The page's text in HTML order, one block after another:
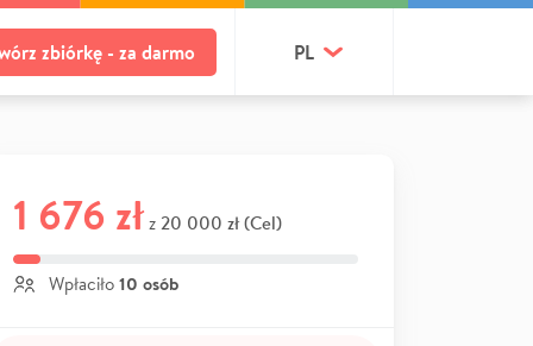
zbiórkę - za darmo PL
1 676 zł z 20 000 zł (Cel)
Wpłaciło 10 osób